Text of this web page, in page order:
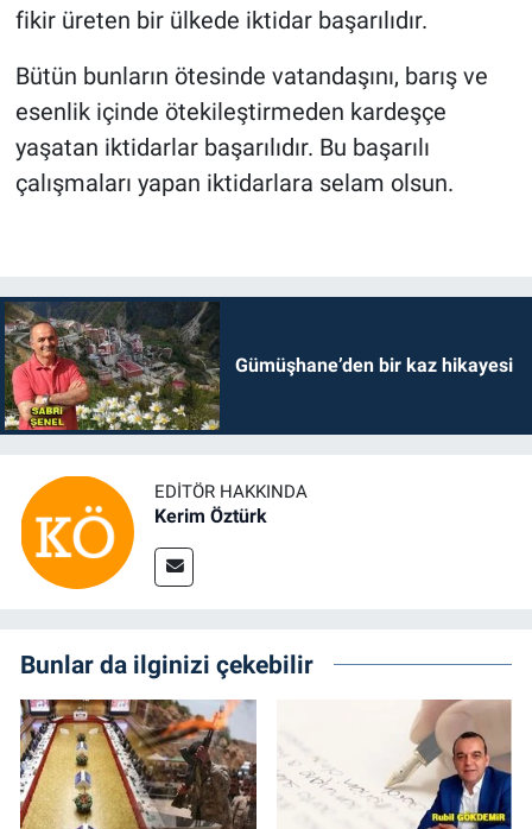
fikir üreten bir ülkede iktidar başarılıdır.
Bütün bunların ötesinde vatandaşını, barış ve
esenlik içinde ötekileştirmeden kardeşçe
yaşatan iktidarlar başarılıdır. Bu başarılı
çalışmaları yapan iktidarlara selam olsun.
Gümüşhane’den bir kaz hikayesi
EDITÖR HAKKINDA
Kerim Öztürk
Bunlar da ilginizi çekebilir